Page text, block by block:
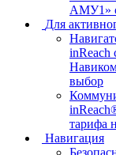
АМУ1»
Для
выбор
тарифа
Навигация